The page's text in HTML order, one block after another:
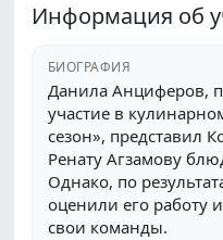
Информация об
БИОГРАФИЯ
Данила Анциферов,
участие в
сезон», представил
Ренату Агзамову
Однако, по
оценили его работу
свои команды.